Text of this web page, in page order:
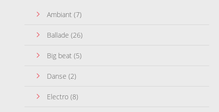
Ambiant (7)
Ballade (26)
Big beat (5)
Danse (2)
Electro (8)